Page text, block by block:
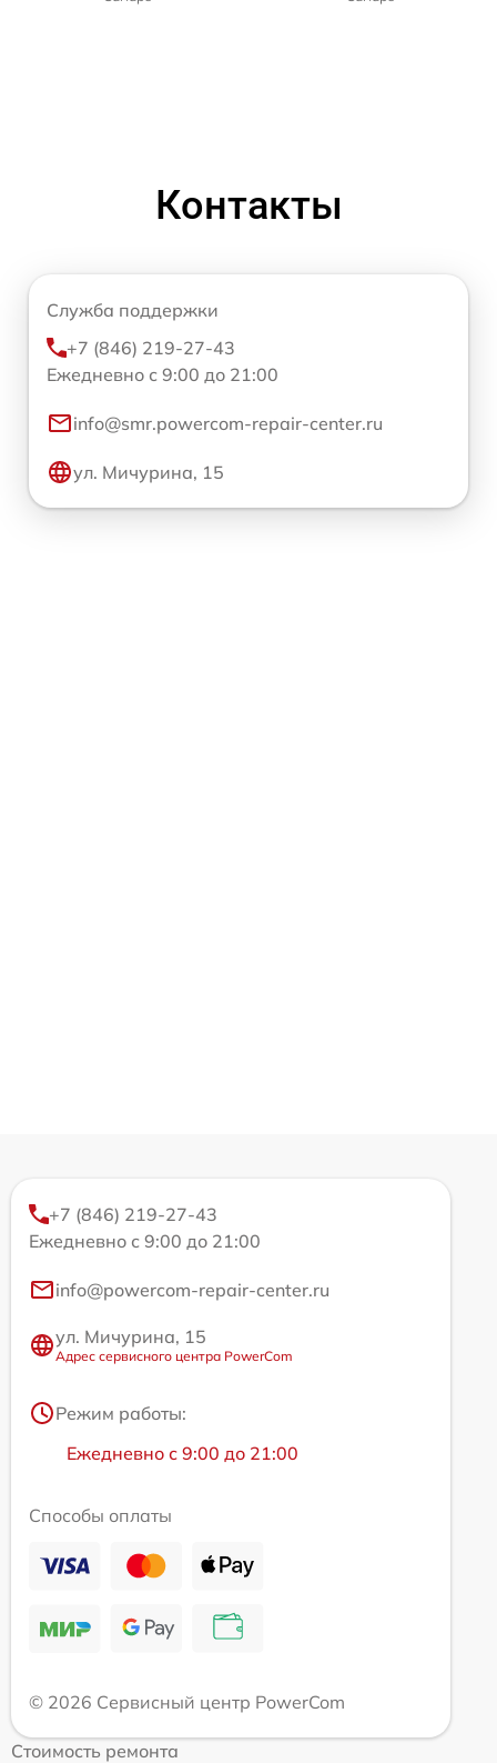
Контакты
Служба поддержки
+7 (846) 219-27-43
Ежедневно с 9:00 до 21:00
info@smr.powercom-repair-center.ru
ул. Мичурина, 15
+7 (846) 219-27-43
Ежедневно с 9:00 до 21:00
info@powercom-repair-center.ru
ул. Мичурина, 15
Адрес сервисного центра PowerCom
Режим работы:
Ежедневно с 9:00 до 21:00
Способы оплаты
© 2026 Сервисный центр PowerCom
Стоимость ремонта